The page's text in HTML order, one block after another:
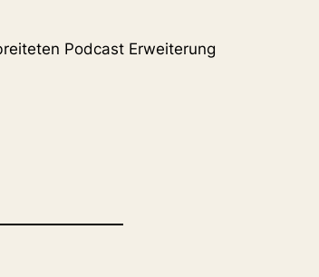
Podcast Erweiterung